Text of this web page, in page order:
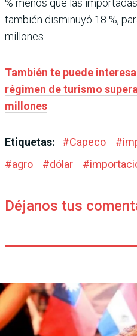
% menos que las
también disminuyó 18 %,
millones.
También te puede
régimen de turismo
millones
Etiquetas: #Capeco #
#agro #dólar #
Déjanos tus